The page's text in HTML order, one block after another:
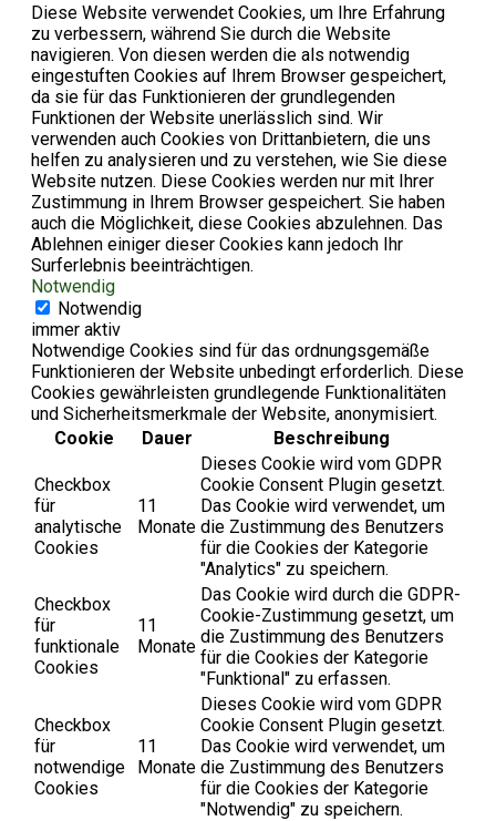
Diese Website verwendet Cookies, um Ihre Erfahrung
zu verbessern, während Sie durch die Website
navigieren. Von diesen werden die als notwendig
eingestuften Cookies auf Ihrem Browser gespeichert,
da sie für das Funktionieren der grundlegenden
Funktionen der Website unerlässlich sind. Wir
verwenden auch Cookies von Drittanbietern, die uns
helfen zu analysieren und zu verstehen, wie Sie diese
Website nutzen. Diese Cookies werden nur mit Ihrer
Zustimmung in Ihrem Browser gespeichert. Sie haben
auch die Möglichkeit, diese Cookies abzulehnen. Das
Ablehnen einiger dieser Cookies kann jedoch Ihr
Surferlebnis beeinträchtigen.
Notwendig
Notwendig
immer aktiv
Notwendige Cookies sind für das ordnungsgemäße
Funktionieren der Website unbedingt erforderlich. Diese
Cookies gewährleisten grundlegende Funktionalitäten
und Sicherheitsmerkmale der Website, anonymisiert.
Cookie
Dauer Beschreibung
Checkbox
für
analytische
Cookies
11
Monate
Dieses Cookie wird vom GDPR
Cookie Consent Plugin gesetzt.
Das Cookie wird verwendet, um
die Zustimmung des Benutzers
für die Cookies der Kategorie
"Analytics" zu speichern.
Checkbox
für
funktionale
Cookies
11
Monate
Das Cookie wird durch die GDPR-
Cookie-Zustimmung gesetzt, um
die Zustimmung des Benutzers
für die Cookies der Kategorie
"Funktional" zu erfassen.
Checkbox
für
notwendige
Cookies
11
Monate
Dieses Cookie wird vom GDPR
Cookie Consent Plugin gesetzt.
Das Cookie wird verwendet, um
die Zustimmung des Benutzers
für die Cookies der Kategorie
"Notwendig" zu speichern.